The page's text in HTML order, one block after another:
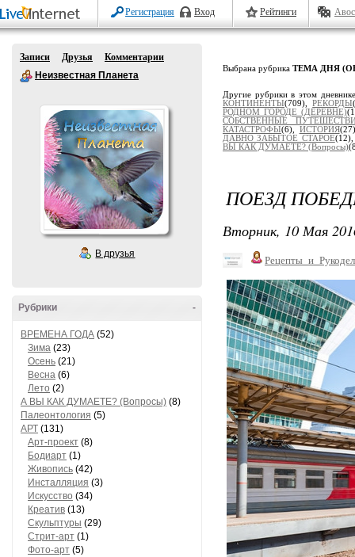
Регистрация Вход Рейтинги
Записи Друзья
Комментарии
Неизвестная Планета
В друзья
-
Рубрики
ВРЕМЕНА ГОДА (52)
Зима (23)
Осень (21)
Весна (6)
Лето (2)
А ВЫ КАК ДУМАЕТЕ? (Вопросы) (8)
Палеонтология (5)
АРТ (131)
Арт-проект (8)
Бодиарт (1)
Живопись (42)
Инсталляция (3)
Искусство (34)
Креатив (13)
Скульптуры (29)
Стрит-арт (1)
Фото-арт (5)
Выбрана рубрика ТЕМА ДНЯ
Другие рубрики в этом
КОНТИНЕНТЫ(709),РЕКОРДЫ
РОДНОМ ГОРОДЕ (ДЕРЕВНЕ)
СОБСТВЕННЫЕ
КАТАСТРОФЫ(6), ИСТОРИЯ
ДАВНО ЗАБЫТОЕ СТАРОЕ
ВЫ КАК ДУМАЕТЕ? (Вопросы)
ПОЕЗД
Вторник, 10 Мая